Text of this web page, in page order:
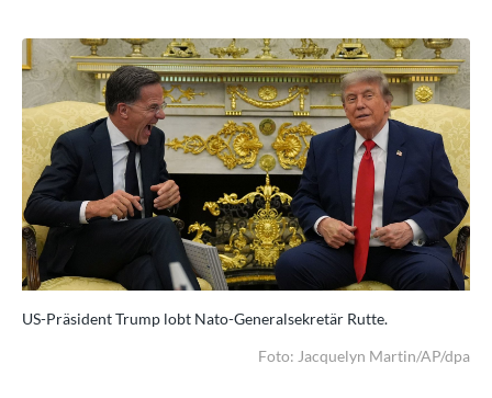
US-Präsident Trump lobt Nato-Generalsekretär Rutte.
Foto: Jacquelyn Martin/AP/dpa